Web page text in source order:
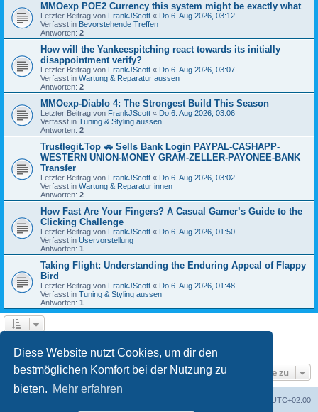
Diese Website nutzt Cookies, um dir den
bestmöglichen Komfort bei der Nutzung zu
bieten. Mehr erfahren
MMOexp POE2 Currency this system might be exactly what
Letzter Beitrag von FrankJScott « Do 6. Aug 2026, 03:12
Verfasst in Bevorstehende Treffen
Antworten: 2
How will the Yankeespitching react towards its initially
disappointment verify?
Letzter Beitrag von FrankJScott « Do 6. Aug 2026, 03:07
Verfasst in Wartung & Reparatur aussen
Antworten: 2
MMOexp-Diablo 4: The Strongest Build This Season
Letzter Beitrag von FrankJScott « Do 6. Aug 2026, 03:06
Verfasst in Tuning & Styling aussen
Antworten: 2
Trustlegit.Top 🚗 Sells Bank Login PAYPAL-CASHAPP-
WESTERN UNION-MONEY GRAM-ZELLER-PAYONEE-BANK
Transfer
Letzter Beitrag von FrankJScott « Do 6. Aug 2026, 03:02
Verfasst in Wartung & Reparatur innen
Antworten: 2
How Fast Are Your Fingers? A Casual Gamer’s Guide to the
Clicking Challenge
Letzter Beitrag von FrankJScott « Do 6. Aug 2026, 01:50
Verfasst in Uservorstellung
Antworten: 1
Taking Flight: Understanding the Enduring Appeal of Flappy
Bird
Letzter Beitrag von FrankJScott « Do 6. Aug 2026, 01:48
Verfasst in Tuning & Styling aussen
Antworten: 1
Gehe zu
UTC+02:00